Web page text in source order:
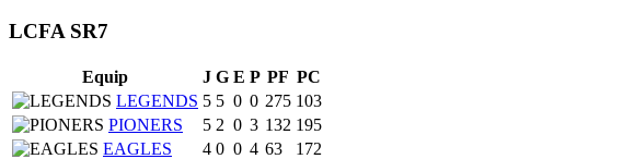
LCFA SR7
Equip J G E P PF PC
LEGENDS 5 5 0 0 275 103
PIONERS
5 2 0 3 132 195
EAGLES
4 0 0 4 63 172